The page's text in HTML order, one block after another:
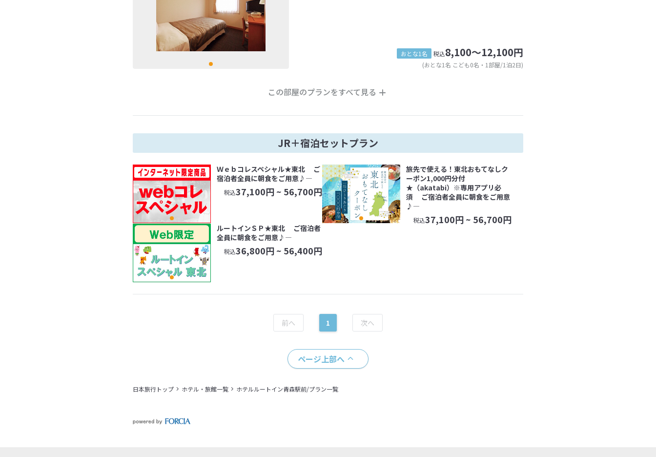
おとな1名 税込8,100～12,100円
(おとな1名 こども0名・1部屋/1泊2日)
この部屋のプランをすべて見る
JR＋宿泊セットプラン
Ｗｅｂコレスペシャル★東北 ご
宿泊者全員に朝食をご用意♪―
税込37,100円 ~ 56,700円
旅先で使える！東北おもてなしク
ーポン1,000円分付
★（akatabi）※専用アプリ必
須 ご宿泊者全員に朝食をご用意
♪―
税込37,100円 ~ 56,700円
ルートインＳＰ★東北 ご宿泊者
全員に朝食をご用意♪―
税込36,800円 ~ 56,400円
1
ページ上部へ
日本旅行トップ ホテル・旅館一覧 ホテルルートイン青森駅前/プラン一覧